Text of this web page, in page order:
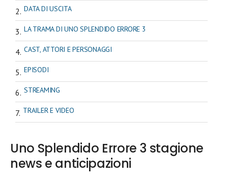
DATA DI USCITA
LA TRAMA DI UNO SPLENDIDO ERRORE 3
CAST, ATTORI E PERSONAGGI
EPISODI
STREAMING
TRAILER E VIDEO
Uno Splendido Errore 3 stagione
news e anticipazioni